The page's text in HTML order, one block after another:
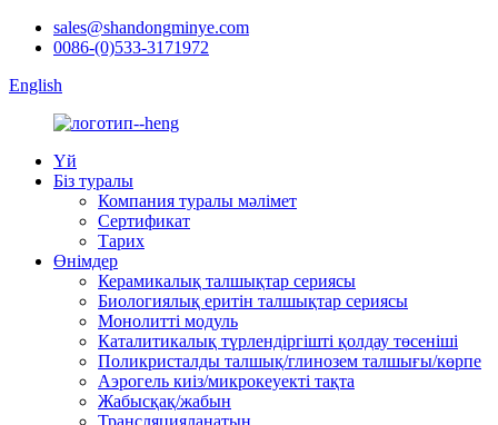
sales@shandongminye.com
0086-(0)533-3171972
English
Үй
Біз туралы
Компания туралы мәлімет
Сертификат
Тарих
Өнімдер
Керамикалық талшықтар сериясы
Биологиялық еритін талшықтар сериясы
Монолитті модуль
Каталитикалық түрлендіргішті қолдау төсеніші
Поликристалды талшық/глинозем талшығы/көрпе
Аэрогель киіз/микрокеуекті тақта
Жабысқақ/жабын
Трансляцияланатын